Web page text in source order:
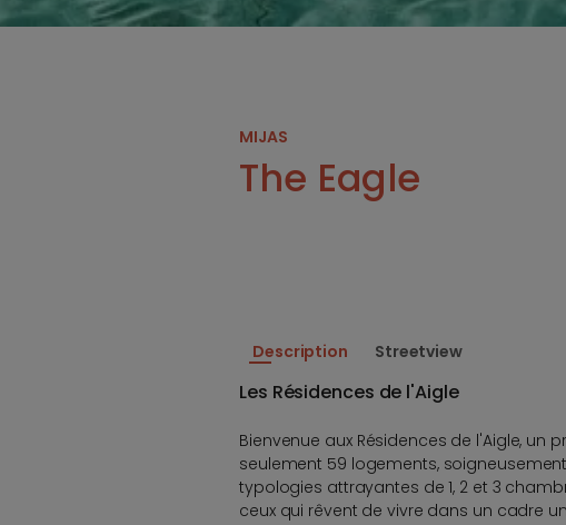
MIJAS
The Eagle
Description Streetview
Les Résidences de l'Aigle
Bienvenue aux Résidences de l'Aigle, un
seulement 59 logements,
typologies attrayantes de 1, 2 et 3
ceux qui rêvent de vivre dans un cadre